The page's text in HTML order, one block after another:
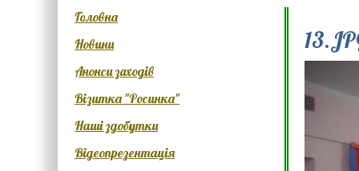
Головна
Новини
Анонси заходів
Візитка "Росинка"
Наші здобутки
Відеопрезентація